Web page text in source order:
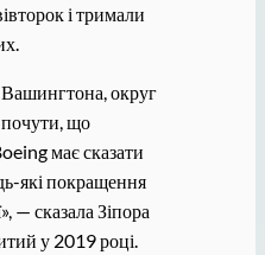
і тримали
Вашингтона, округ
що
має сказати
які покращення
— сказала Зіпора
у 2019 році.